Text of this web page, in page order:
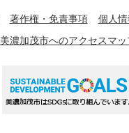
著作権・免責事項
個人
美濃加茂市へのアクセスマッ